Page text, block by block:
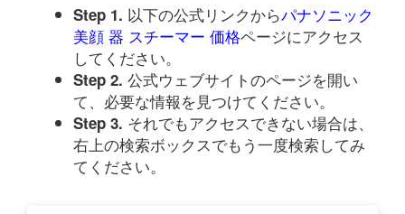
Step 1. 以下の公式リンクからパナソニック
美顔 器 スチーマー 価格ページにアクセス
してください。
Step 2. 公式ウェブサイトのページを開い
て、必要な情報を見つけてください。
Step 3. それでもアクセスできない場合は、
右上の検索ボックスでもう一度検索してみ
てください。